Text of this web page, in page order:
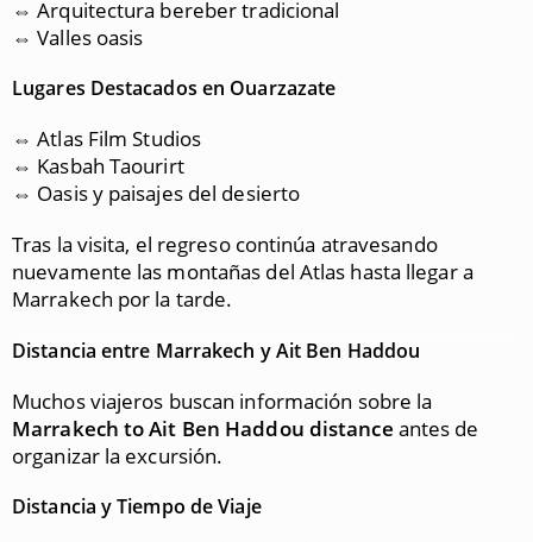
⇔ Arquitectura bereber tradicional
⇔ Valles oasis
Lugares Destacados en Ouarzazate
⇔Atlas Film Studios
⇔ Kasbah Taourirt
⇔ Oasis y paisajes del desierto
Tras la visita, el regreso continúa atravesando
nuevamente las montañas del Atlas hasta llegar a
Marrakech por la tarde.
Distancia entre Marrakech y Ait Ben Haddou
Muchos viajeros buscan información sobre la
Marrakech to Ait Ben Haddou distance antes de
organizar la excursión.
Distancia y Tiempo de Viaje